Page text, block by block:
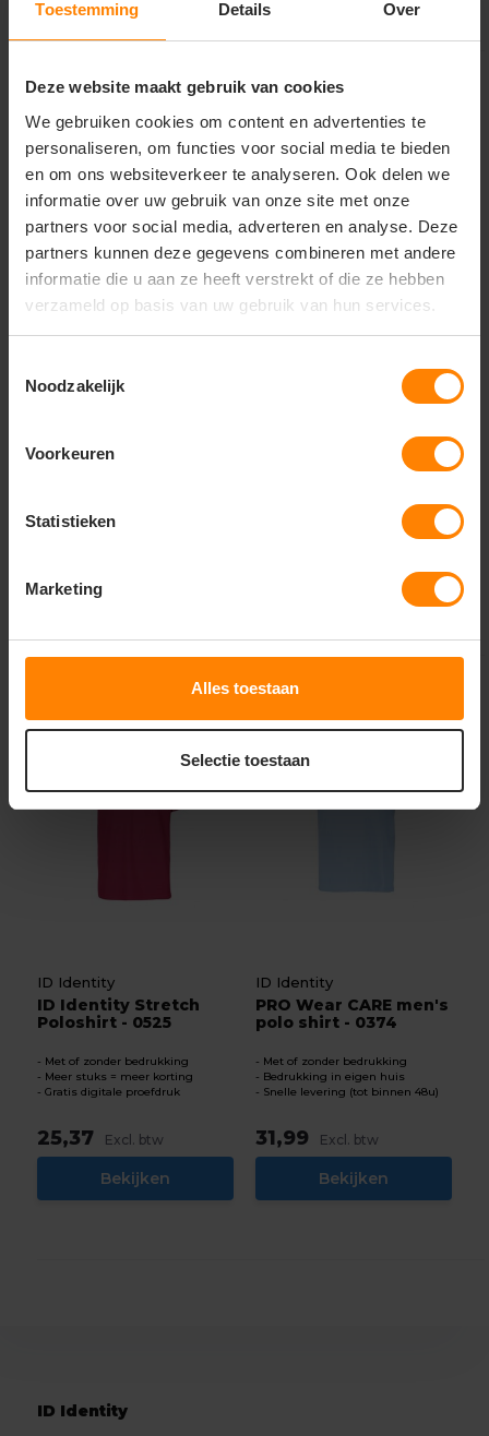
Toestemming Details Over
Deze website maakt gebruik van cookies
We gebruiken cookies om content en advertenties te
personaliseren, om functies voor social media te bieden
en om ons websiteverkeer te analyseren. Ook delen we
informatie over uw gebruik van onze site met onze
partners voor social media, adverteren en analyse. Deze
partners kunnen deze gegevens combineren met andere
informatie die u aan ze heeft verstrekt of die ze hebben
verzameld op basis van uw gebruik van hun services.
Noodzakelijk
Voorkeuren
Statistieken
Marketing
Alles toestaan
Selectie toestaan
ID Identity
PRO Wear CARE men's
Met of zonder bedrukking
16,62
PRO Wear CARE men's
Meer stuks = meer korting
ID Identity
ID Identity Stretch
Poloshirt - 0525
Met of zonder bedrukking
Meer stuks = meer korting
Gratis digitale proefdruk
25,37 Excl. btw
Bekijken
ID Identity
PRO Wear CARE men's
polo shirt - 0374
Met of zonder bedrukking
Bedrukking in eigen huis
Snelle levering (tot binnen 48u)
31,99 Excl. btw
Bekijken
ID Identity